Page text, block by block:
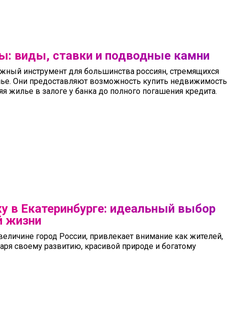
виды, ставки и подводные камни
инструмент для большинства россиян, стремящихся
Они предоставляют возможность купить недвижимость
жилье в залоге у банка до полного погашения кредита.
в Екатеринбурге: идеальный выбор
жизни
город России, привлекает внимание как жителей,
своему развитию, красивой природе и богатому